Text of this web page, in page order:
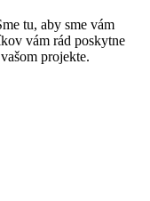
tu, aby sme vám
vám rád poskytne
projekte.